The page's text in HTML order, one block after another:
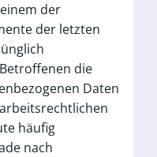
der
der letzten
die
Daten
häufig
nach